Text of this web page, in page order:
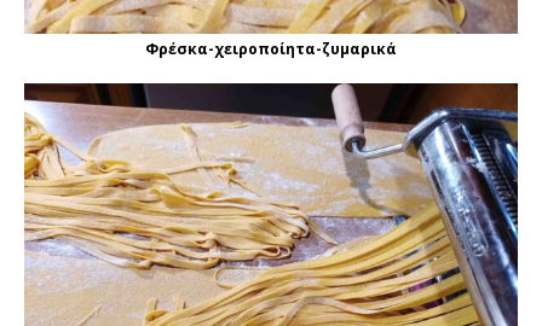
Φρέσκα-χειροποίητα-ζυμαρικά